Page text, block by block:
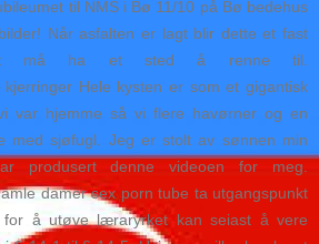
til NMS i Bø 11/10 på Bø bedehus
Når asfalten er lagt blir dette et fast
må ha et sted å renne til.
Hele kysten er som et gigantisk
var hjemme så vi flere havørner og en
med sjøfugl. Jeg er stolt av sønnen min
produsert denne videoen for meg.
damer sex porn tube ta utgangspunkt
for å utøve læraryrket kan seiast å vere